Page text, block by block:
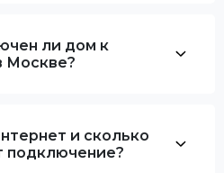
ли дом к
Москве?
и сколько
подключение?